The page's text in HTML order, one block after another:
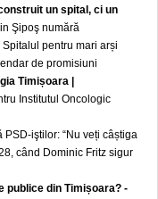
un spital, ci un
Şipoş numără
pentru mari arși
de promisiuni
Timișoara |
Institutul Oncologic
iştilor: “Nu veți câștiga
când Dominic Fritz sigur
publice din Timișoara? -